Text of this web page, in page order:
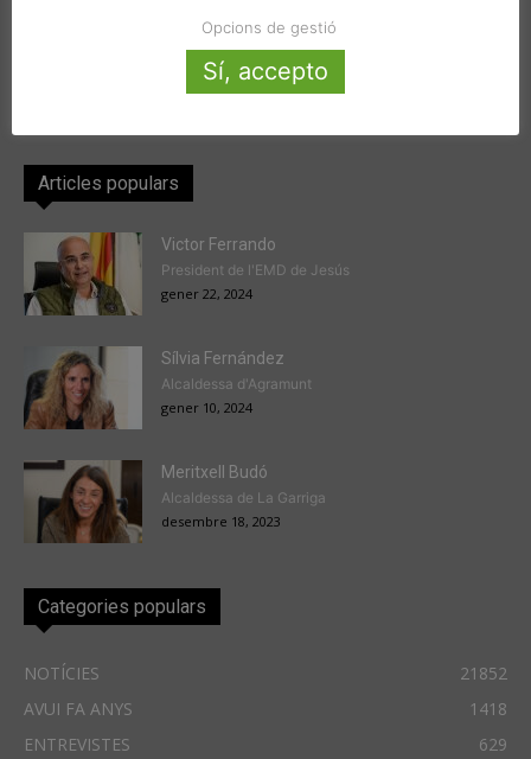
Articles populars
Victor Ferrando
President de l'EMD de Jesús
gener 22, 2024
Sílvia Fernández
Alcaldessa d'Agramunt
gener 10, 2024
Meritxell Budó
Alcaldessa de La Garriga
desembre 18, 2023
Categories populars
NOTÍCIES
21852
AVUI FA ANYS
1418
ENTREVISTES
629
Opcions de gestió
Sí, accepto